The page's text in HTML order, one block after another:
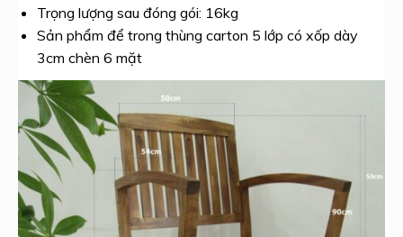
Trọng lượng sau đóng gói: 16kg
Sản phẩm để trong thùng carton 5 lớp có xốp dày
3cm chèn 6 mặt